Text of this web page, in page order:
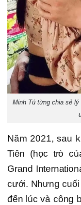
Minh Tú từng chia sẻ
Năm 2021, sau
Tiên (học trò
Grand
cưới. Nhưng
đến lúc và công